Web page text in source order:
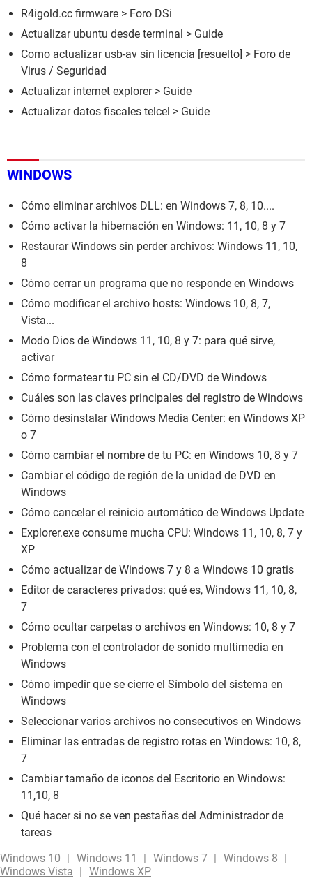
R4igold.cc firmware > Foro DSi
Actualizar ubuntu desde terminal > Guide
Como actualizar usb-av sin licencia [resuelto] > Foro de
Virus / Seguridad
Actualizar internet explorer> Guide
Actualizar datos fiscales telcel > Guide
WINDOWS
Cómo eliminar archivos DLL: en Windows 7, 8, 10....
Cómo activar la hibernación en Windows: 11, 10, 8 y 7
Restaurar Windows sin perder archivos: Windows 11, 10,
8
Cómo cerrar un programa que no responde en Windows
Cómo modificar el archivo hosts: Windows 10, 8, 7,
Vista...
Modo Dios de Windows 11, 10, 8 y 7: para qué sirve,
activar
Cómo formatear tu PC sin el CD/DVD de Windows
Cuáles son las claves principales del registro de Windows
Cómo desinstalar Windows Media Center: en Windows XP
o 7
Cómo cambiar el nombre de tu PC: en Windows 10, 8 y 7
Cambiar el código de región de la unidad de DVD en
Windows
Cómo cancelar el reinicio automático de Windows Update
Explorer.exe consume mucha CPU: Windows 11, 10, 8, 7 y
XP
Cómo actualizar de Windows 7 y 8 a Windows 10 gratis
Editor de caracteres privados: qué es, Windows 11, 10, 8,
7
Cómo ocultar carpetas o archivos en Windows: 10, 8 y 7
Problema con el controlador de sonido multimedia en
Windows
Cómo impedir que se cierre el Símbolo del sistema en
Windows
Seleccionar varios archivos no consecutivos en Windows
Eliminar las entradas de registro rotas en Windows: 10, 8,
7
Cambiar tamaño de iconos del Escritorio en Windows:
11,10, 8
Qué hacer si no se ven pestañas del Administrador de
tareas
Windows 10
Windows 11 Windows 7
Windows 8
Windows Vista
Windows XP